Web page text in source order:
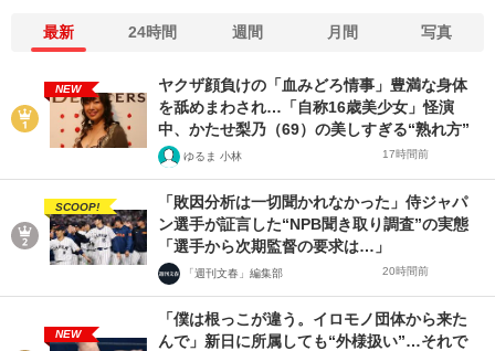
最新 24時間 週間 月間 写真
NEW
ヤクザ顔負けの「血みどろ情事」豊満な身体
を舐めまわされ…「自称16歳美少女」怪演
中、かたせ梨乃（69）の美しすぎる“熟れ方”
ゆるま 小林 17時間前
SCOOP!
「敗因分析は一切聞かれなかった」侍ジャパ
ン選手が証言した“NPB聞き取り調査”の実態
「選手から次期監督の要求は…」
「週刊文春」編集部 20時間前
NEW
「僕は根っこが違う。イロモノ団体から来た
んで」新日に所属しても“外様扱い”…それで